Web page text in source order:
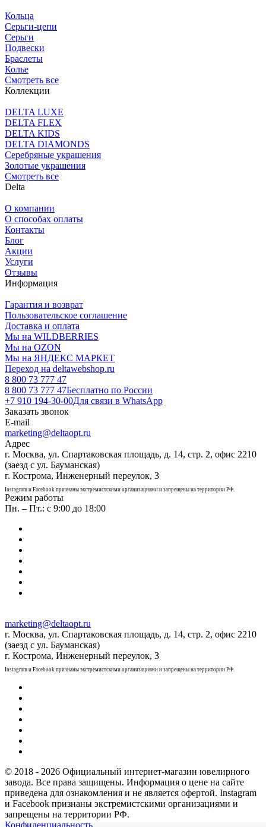
Кольца
Серьги-цепи
Серьги
Подвески
Браслеты
Колье
Смотреть все
Коллекции
DELTA LUXE
DELTA FLEX
DELTA KIDS
DELTA DIAMONDS
Серебряные украшения
Золотые украшения
Смотреть все
Delta
О компании
О способах оплаты
Контакты
Блог
Акции
Услуги
Отзывы
Информация
Гарантия и возврат
Пользовательское соглашение
Доставка и оплата
Мы на WILDBERRIES
Мы на OZON
Мы на ЯНДЕКС МАРКЕТ
Переход на deltawebshop.ru
8 800 73 777 47
8 800 73 777 47Бесплатно по России
+7 910 194-30-00Для связи в WhatsApp
Заказать звонок
E-mail
marketing@deltaopt.ru
Адрес
г. Москва, ул. Спартаковская площадь, д. 14, стр. 2, офис 2210
(заезд с ул. Бауманская)
г. Кострома, Инженерный переулок, 3
Instagram и Facebook признаны экстремистскими организациями и запрещены на территории РФ.
Режим работы
Пн. – Пт.: с 9:00 до 18:00
marketing@deltaopt.ru
г. Москва, ул. Спартаковская площадь, д. 14, стр. 2, офис 2210
(заезд с ул. Бауманская)
г. Кострома, Инженерный переулок, 3
Instagram и Facebook признаны экстремистскими организациями и запрещены на территории РФ.
© 2018 - 2026 Официальный интернет-магазин ювелирного
завода. Все права защищены. Информация о цене на сайте
приведена для ознакомления и не является офертой. Instagram
и Facebook признаны экстремистскими организациями и
запрещены на территории РФ.
Конфиденциальность